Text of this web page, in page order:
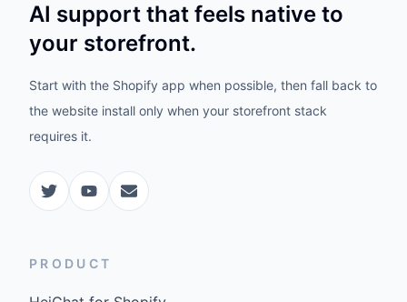
AI support that feels native to
your storefront.
Start with the Shopify app when possible, then fall back to
the website install only when your storefront stack
requires it.
PRODUCT